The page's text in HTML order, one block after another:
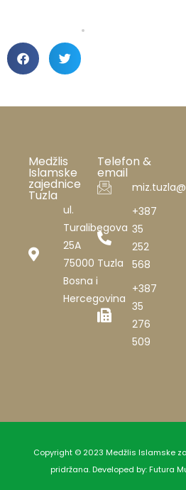
Medžlis
Islamske
zajednice
Tuzla
ul.
Turalibegova
25A
75000 Tuzla
Bosna i
Hercegovina
Telefon &
email
+387
35
252
568
+387
35
276
509
Copyright © 2023 Medžlis Islamske
pridržana. Developed by: Futura